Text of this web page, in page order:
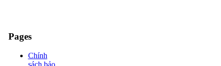
Pages
Chính
sách bảo